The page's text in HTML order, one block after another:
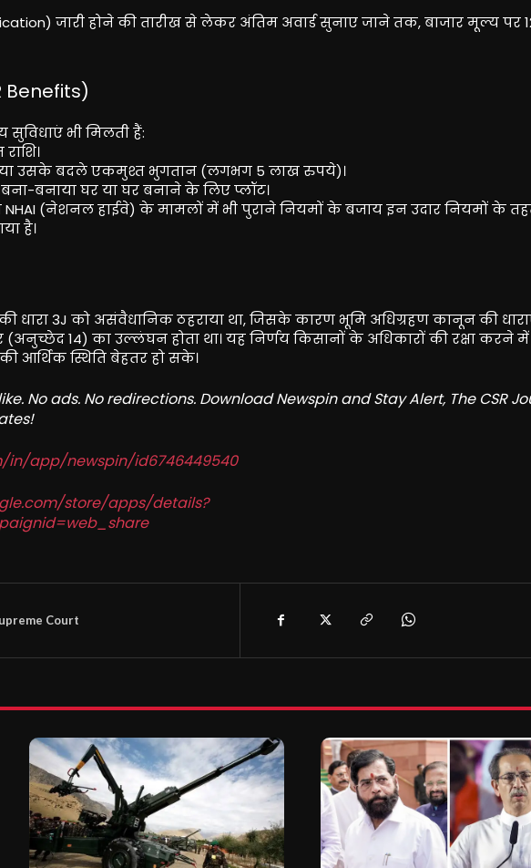
जारी होने की तारीख से लेकर अंतिम अवार्ड सुनाए जाने तक, बाजार मूल्य पर
Benefits)
सुविधाएं भी मिलती हैं:
या उसके बदले एकमुश्त भुगतान (लगभग 5 लाख रुपये)।
बना-बनाया घर या घर बनाने के लिए प्लॉट।
(नेशनल हाईवे) के मामलों में भी पुराने नियमों के बजाय इन उदार नियमों के
है।
धारा 3J को असंवैधानिक ठहराया था, जिसके कारण भूमि अधिग्रहण कानून की
(अनुच्छेद 14) का उल्लंघन होता था। यह निर्णय किसानों के अधिकारों की रक्षा करने
आर्थिक स्थिति बेहतर हो सके।
No ads. No redirections. Download Newspin and Stay Alert, The CSR
in/app/newspin/id6746449540
store/apps/details?
Court